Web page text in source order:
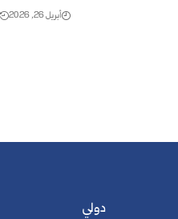
أبريل 26, 2026
دولي